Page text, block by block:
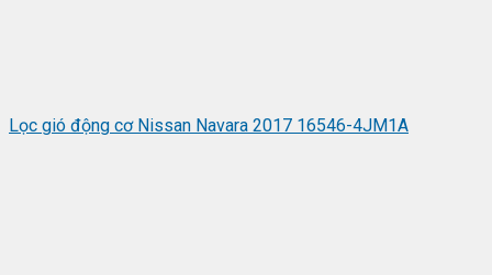
Lọc gió động cơ Nissan Navara 2017 16546-4JM1A